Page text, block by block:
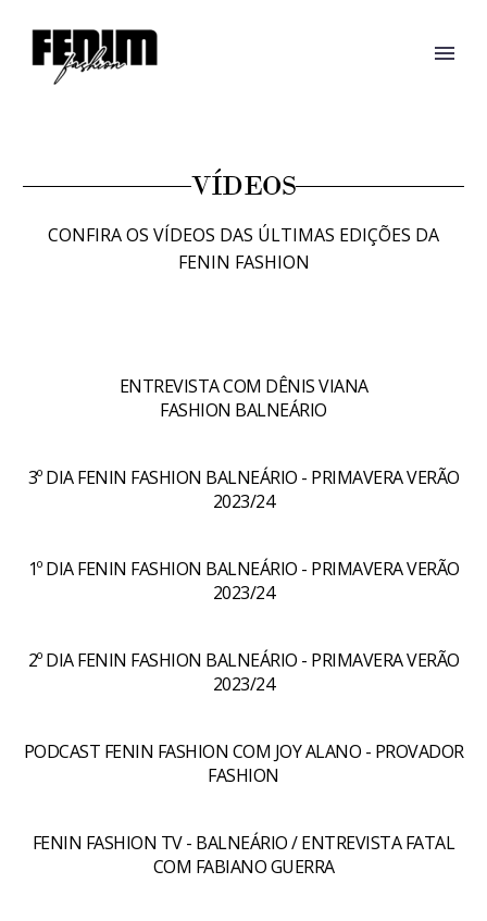
VÍDEOS
CONFIRA OS VÍDEOS DAS ÚLTIMAS EDIÇÕES DA
FENIN FASHION
ENTREVISTA COM DÊNIS VIANA
FASHION BALNEÁRIO
3º DIA FENIN FASHION BALNEÁRIO - PRIMAVERA VERÃO
2023/24
1º DIA FENIN FASHION BALNEÁRIO - PRIMAVERA VERÃO
2023/24
2º DIA FENIN FASHION BALNEÁRIO - PRIMAVERA VERÃO
2023/24
PODCAST FENIN FASHION COM JOY ALANO - PROVADOR
FASHION
FENIN FASHION TV - BALNEÁRIO / ENTREVISTA FATAL
COM FABIANO GUERRA